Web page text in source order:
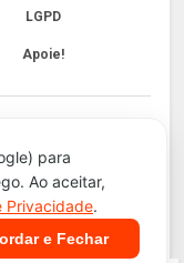
para
Ao aceitar,
Privacidade.
e Fechar
LGPD
Apoie!
do Blogger.